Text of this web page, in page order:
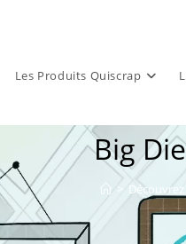
Les Produits Quiscrap
Big
>